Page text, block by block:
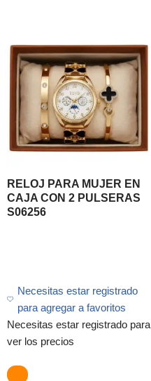
RELOJ PARA MUJER EN
CAJA CON 2 PULSERAS
S06256
Necesitas estar registrado
para agregar a favoritos
Necesitas estar registrado para
ver los precios